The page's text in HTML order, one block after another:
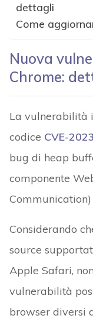
dettagli
Come
Nuova
Chrome:
La vulnerabilità
codice CVE-
bug di heap
componente
Considerando
source
Apple Safari,
vulnerabilità
browser diversi